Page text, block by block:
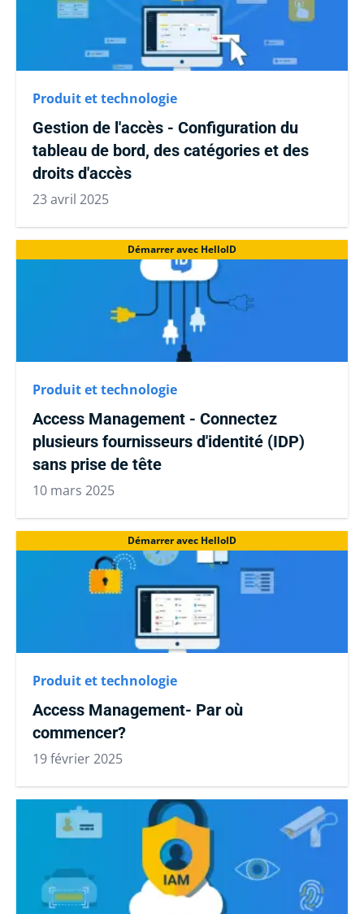
Produit et technologie
Gestion de l'accès - Configuration du
tableau de bord, des catégories et des
droits d'accès
23 avril 2025
Démarrer avec HelloID
Produit et technologie
Access Management - Connectez
plusieurs fournisseurs d'identité (IDP)
sans prise de tête
10 mars 2025
Démarrer avec HelloID
Produit et technologie
Access Management- Par où
commencer?
19 février 2025